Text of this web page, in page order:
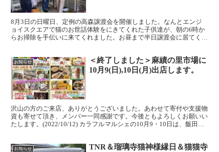
8月3日の日曜日、定例の高森譲渡会を開催しました。なんとエンジ
ョイスクエアで猫のお世話体験をにきてくれた子供達が、朝の6時か
らお掃除を手伝いに来てくれました。お昼まで半日譲渡会に居てくれ
お知らせ
＜終了しました＞麻績の里市場に
10月9(日),10日(月)出店します。
沢山の方のご来店、ありがとうございました。あわせて寄付や支援物
資も寄せて頂き、メンバー一同感謝です。今後ともよろしくお願いい
たします。(2022/10/12) カラフルマルシェの10月9・10日は、飯田市
お知らせ
TNR＆瑠璃寺猫神様縁日＆猫猫寺